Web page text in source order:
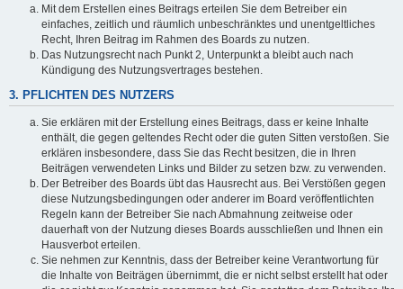
Mit dem Erstellen eines Beitrags erteilen Sie dem Betreiber ein
einfaches, zeitlich und räumlich unbeschränktes und unentgeltliches
Recht, Ihren Beitrag im Rahmen des Boards zu nutzen.
Das Nutzungsrecht nach Punkt 2, Unterpunkt a bleibt auch nach
Kündigung des Nutzungsvertrages bestehen.
3. PFLICHTEN DES NUTZERS
Sie erklären mit der Erstellung eines Beitrags, dass er keine Inhalte
enthält, die gegen geltendes Recht oder die guten Sitten verstoßen. Sie
erklären insbesondere, dass Sie das Recht besitzen, die in Ihren
Beiträgen verwendeten Links und Bilder zu setzen bzw. zu verwenden.
Der Betreiber des Boards übt das Hausrecht aus. Bei Verstößen gegen
diese Nutzungsbedingungen oder anderer im Board veröffentlichten
Regeln kann der Betreiber Sie nach Abmahnung zeitweise oder
dauerhaft von der Nutzung dieses Boards ausschließen und Ihnen ein
Hausverbot erteilen.
Sie nehmen zur Kenntnis, dass der Betreiber keine Verantwortung für
die Inhalte von Beiträgen übernimmt, die er nicht selbst erstellt hat oder